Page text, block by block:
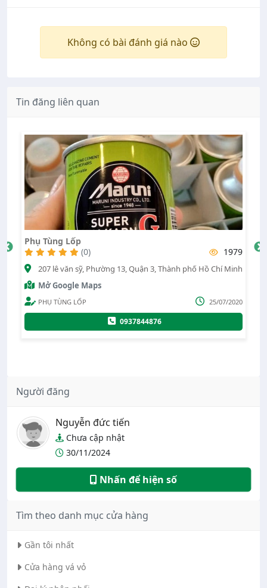
Không có bài đánh giá nào
Tin đăng liên quan
1979
3, Thành phố Hồ Chí Minh
25/07/2020
đường số 1, Phường 16, Quận Gò Vấp,
Lê Anh Nhật
0968356835
Người đăng
Nguyễn đức tiến
Chưa cập nhật
30/11/2024
Nhấn để hiện số
Tìm theo danh mục cửa hàng
Gần tôi nhất
Cửa hàng vá vỏ